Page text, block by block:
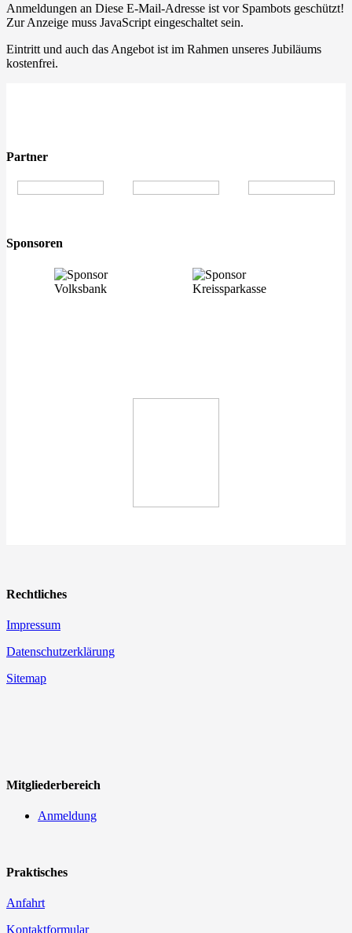
Anmeldungen an Diese E-Mail-Adresse ist vor Spambots geschützt!
Zur Anzeige muss JavaScript eingeschaltet sein.
Eintritt und auch das Angebot ist im Rahmen unseres Jubiläums
kostenfrei.
Partner
Sponsoren
Rechtliches
Impressum
Datenschutzerklärung
Sitemap
Mitgliederbereich
Anmeldung
Praktisches
Anfahrt
Kontaktformular